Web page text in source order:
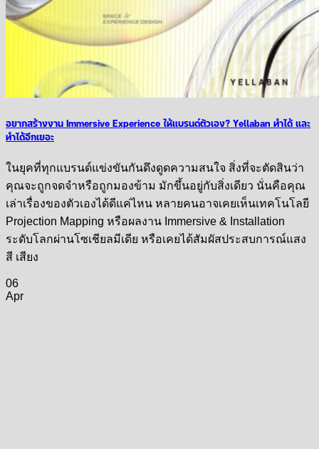
อยากสร้างงาน Immersive Experience ให้แบรนด์ตัวเอง? Yellaban ทำได้ และ
ทำได้อีกเยอะ
ในยุคที่ทุกแบรนด์แข่งขันกันดึงดูดความสนใจ สิ่งที่จะตัดสินว่า
คุณจะถูกจดจำหรือถูกมองข้าม มักขึ้นอยู่กับสิ่งเดียว นั่นคือคุณ
เล่าเรื่องของตัวเองได้ดีแค่ไหน หลายคนอาจเคยเห็นเทคโนโลยี
Projection Mapping หรือผลงาน Immersive & Installation
ระดับโลกผ่านโซเชียลมีเดีย หรือเคยได้สัมผัสประสบการณ์แสง
สี เสียง
06
Apr